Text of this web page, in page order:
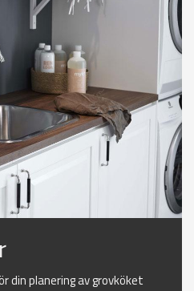
din planering av grovköket